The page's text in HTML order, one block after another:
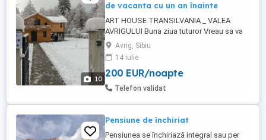
10
de vacanta cu un an înainte
ART HOUSE TRANSILVANIA _ VALEA
AVRIGULUI Buna ziua tuturor Vreau sa va
anunț, că începând cu 1 Sept 2024 ,
implementam un sistem nou pt Romania ,
și anume ...abonamentul de vacanta cu un
an înainte Ce inseamna asta ? Asta
înseamnă că dvst puteți să vă alegeți o
Avrig, Sibiu
14 iulie
200 EUR/noapte
Telefon validat
Pensiune de închiriat
Pensiunea se închiriază integral sau per